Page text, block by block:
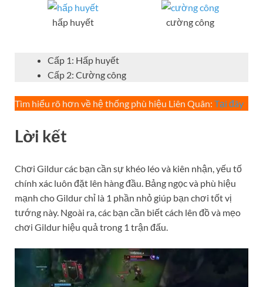
hấp huyết cường công
Cấp 1: Hấp huyết
Cấp 2: Cường công
Tìm hiểu rõ hơn về hệ thống phù hiệu Liên Quân: Tại đây
Lời kết
Chơi Gildur các bạn cần sự khéo léo và kiên nhận, yếu tố
chính xác luôn đặt lên hàng đầu. Bảng ngọc và phù hiệu
mạnh cho Gildur chỉ là 1 phần nhỏ giúp bạn chơi tốt vị
tướng này. Ngoài ra, các bạn cần biết cách lên đồ và mẹo
chơi Gildur hiệu quả trong 1 trận đấu.